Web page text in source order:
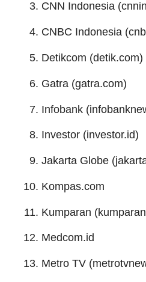
CNN Indonesia
CNBC Indonesia
Detikcom (detik.com)
Gatra (gatra.com)
Infobank
Investor (investor.id)
Jakarta Globe
Kompas.com
Kumparan
Medcom.id
Metro TV